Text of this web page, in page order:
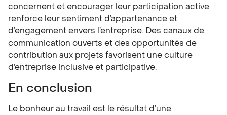
concernent et encourager leur participation active
renforce leur sentiment d’appartenance et
d’engagement envers l’entreprise. Des canaux de
communication ouverts et des opportunités de
contribution aux projets favorisent une culture
d’entreprise inclusive et participative.
En conclusion
Le bonheur au travail est le résultat d’une